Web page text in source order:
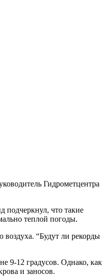
Гидрометцентра
подчеркнул, что такие
теплой погоды.
воздуха. “Будут ли рекорды
9-12 градусов. Однако, как
и заносов.